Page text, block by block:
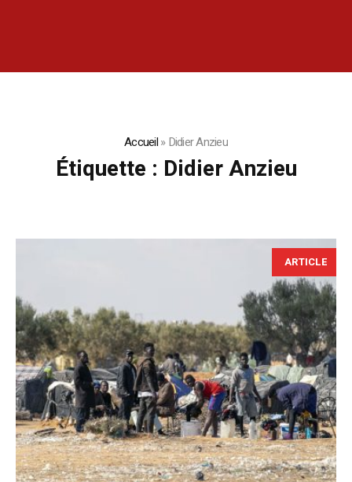
Accueil»Didier Anzieu
Étiquette : Didier Anzieu
ARTICLE